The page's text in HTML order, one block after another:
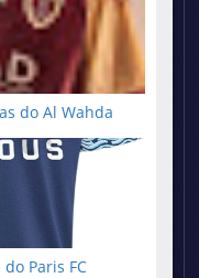
do Al Wahda
Paris FC